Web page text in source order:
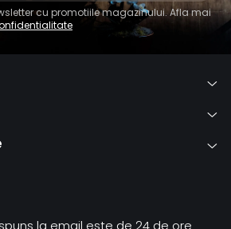
cu promotiile magazinului. Afla mai
la email este de 24 de ore